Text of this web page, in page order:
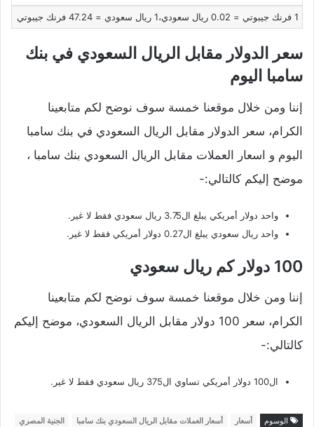
1 فرنك جيبوتي = 0.02 ريال سعودي، 1 ريال سعودي = 47.24 فرنك جيبوتي
سعر الدولار مقابل الريال السعودي في بنك
سامبا اليوم
إننا ومن خلال موقعنا خمسة سوف نوضح لكم متابعينا
الكرام، سعر الدولار مقابل الريال السعودي في بنك سامبا
اليوم و اسعار العملات مقابل الريال السعودي بنك سامبا ،
موضح إليكم كالتالي:-
واحد دولار أمريكي يبلغ ال3.75 ريال سعودي فقط لا غير.
واحد ريال سعودي يبلغ ال0.27 دولار أمريكي فقط لا غير.
100 دولار كم ريال سعودي
إننا ومن خلال موقعنا خمسة سوف نوضح لكم متابعينا
الكرام، سعر 100 دولار مقابل الريال السعودي، موضح إليكم
كالتالي:-
ال100 دولار أمريكي تساوي ال375 ريال سعودي فقط لا غير.
الوسوم أسعار أسعار العملات مقابل الريال السعودي بنك سامبا
الجنية المصري